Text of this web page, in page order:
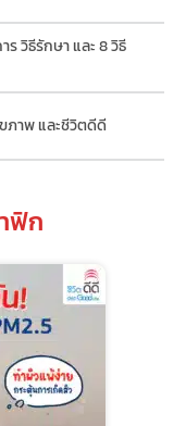
วิธีรักษา และ 8 วิธี
ขภาพ และชีวิตดีดี
ฟิก